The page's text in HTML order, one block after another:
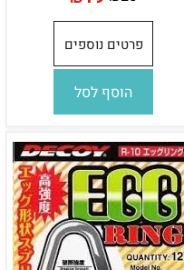
פרטים נוספים
הוסף לסל